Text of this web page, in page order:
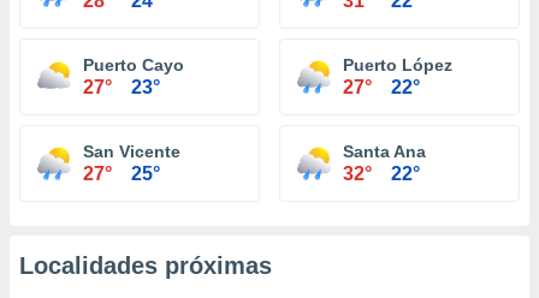
Puerto Cayo
27° 23°
Puerto López
27° 22°
San Vicente
27° 25°
Santa Ana
32° 22°
Localidades próximas